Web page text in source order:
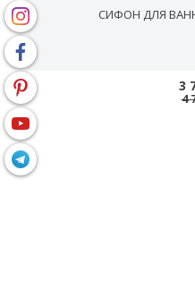
СИФОН ДЛЯ
3
4